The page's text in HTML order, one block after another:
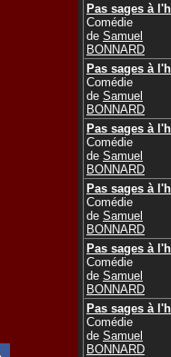
Pas sages à
Comédie
de Samuel
BONNARD
Pas sages à
Comédie
de Samuel
BONNARD
Pas sages à
Comédie
de Samuel
BONNARD
Pas sages à
Comédie
de Samuel
BONNARD
Pas sages à
Comédie
de Samuel
BONNARD
Pas sages à
Comédie
de Samuel
BONNARD